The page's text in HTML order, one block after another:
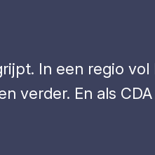
In een regio
verder. En als